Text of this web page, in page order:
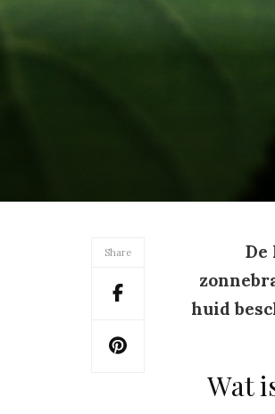
Share
De
huid
Wat